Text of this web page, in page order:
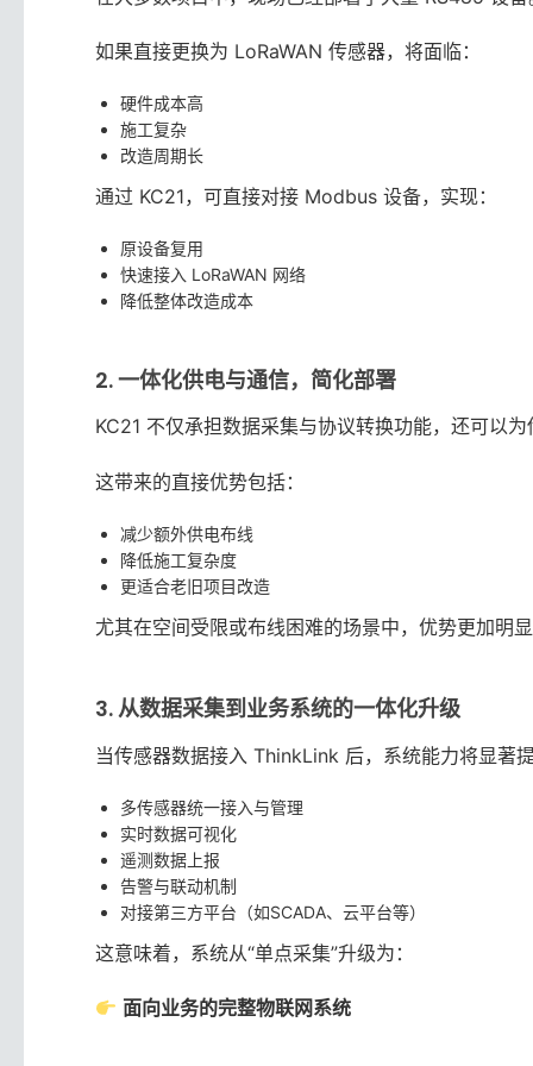
如果直接更换为 LoRaWAN 传感器，将面临：
硬件成本高
施工复杂
改造周期长
通过 KC21，可直接对接 Modbus 设备，实现：
原设备复用
快速接入 LoRaWAN 网络
降低整体改造成本
2. 一体化供电与通信，简化部署
KC21 不仅承担数据采集与协议转换功能，还可以为
这带来的直接优势包括：
减少额外供电布线
降低施工复杂度
更适合老旧项目改造
尤其在空间受限或布线困难的场景中，优势更加明显
3. 从数据采集到业务系统的一体化升级
当传感器数据接入 ThinkLink 后，系统能力将显著提
多传感器统一接入与管理
实时数据可视化
遥测数据上报
告警与联动机制
对接第三方平台（如SCADA、云平台等）
这意味着，系统从“单点采集”升级为：
面向业务的完整物联网系统